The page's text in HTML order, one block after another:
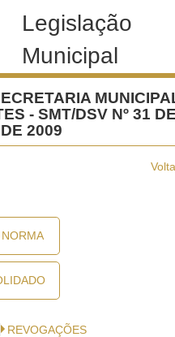
Legislação
Municipal
- SMT/DSV Nº 31
2009
REVOGAÇÕES